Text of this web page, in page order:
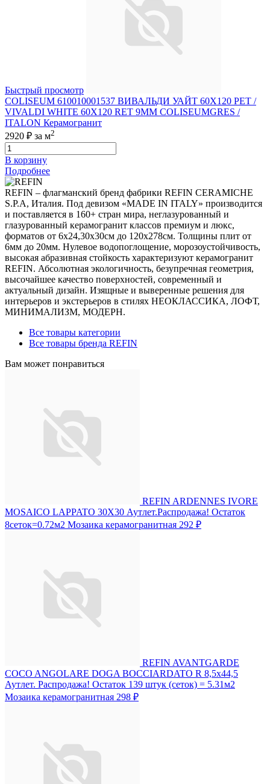
Быстрый просмотр
COLISEUM 610010001537 ВИВАЛЬДИ УАЙТ 60X120 РЕТ /
VIVALDI WHITE 60X120 RET 9MM COLISEUMGRES /
ITALON Керамогранит
2920 ₽ за м2
В корзину
Подробнее
REFIN – флагманский бренд фабрики REFIN CERAMICHE
S.P.A, Италия. Под девизом «MADE IN ITALY» производится
и поставляется в 160+ стран мира, неглазурованный и
глазурованный керамогранит классов премиум и люкс,
форматов от 6х24,30х30см до 120х278см. Толщины плит от
6мм до 20мм. Нулевое водопоглощение, морозоустойчивость,
высокая абразивная стойкость характеризуют керамогранит
REFIN. Абсолютная экологичность, безупречная геометрия,
высочайшее качество поверхностей, современный и
актуальный дизайн. Изящные и выверенные решения для
интерьеров и экстерьеров в стилях НЕОКЛАССИКА, ЛОФТ,
МИНИМАЛИЗМ, МОДЕРН.
Все товары категории
Все товары бренда REFIN
Вам может понравиться
REFIN ARDENNES IVORE
MOSAICO LAPPATO 30X30 Аутлет.Распродажа! Остаток
8сеток=0.72м2 Мозаика керамогранитная 292 ₽
REFIN AVANTGARDE
COCO ANGOLARE DOGA BOCCIARDATO R 8,5x44,5
Аутлет. Распродажа! Остаток 139 штук (сеток) = 5.31м2
Мозаика керамогранитная 298 ₽